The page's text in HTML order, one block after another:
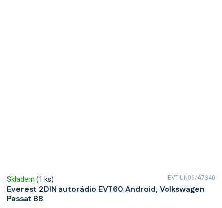
Everest 2DIN autorádio EVT60 Android, Volkswagen
Passat B8
Skladem (1 ks) EVT-UN06/A7340